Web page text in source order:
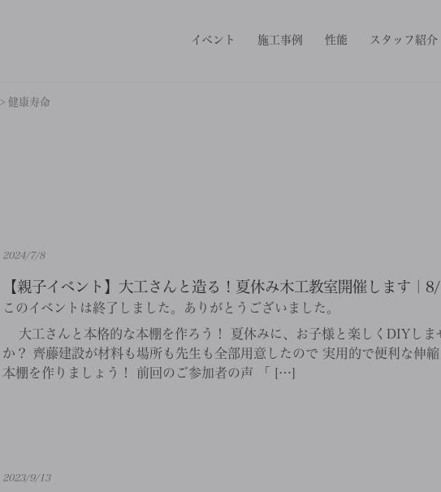
イベント 施工事例 性能 スタッフ紹介
> 健康寿命
2024/7/8
【親子イベント】大工さんと造る！夏休み木工教室開催します｜
このイベントは終了しました。ありがとうございました。
大工さんと本格的な本棚を作ろう！ 夏休みに、お子様と楽しくDIYしま
か？ 齊藤建設が材料も場所も先生も全部用意したので 実用的で便利な伸
本棚を作りましょう！ 前回のご参加者の声 「 […]
2023/9/13